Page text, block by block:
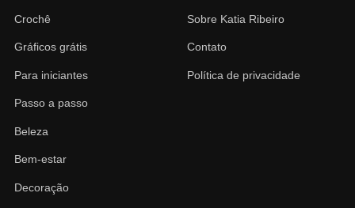
Crochê
Gráficos grátis
Para iniciantes
Passo a passo
Beleza
Bem-estar
Decoração
Sobre Katia Ribeiro
Contato
Política de privacidade